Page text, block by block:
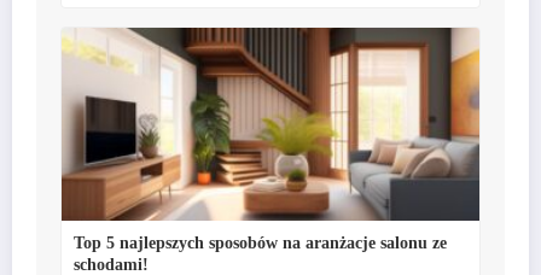
Top 5 najlepszych sposobów na aranżacje salonu ze
schodami!